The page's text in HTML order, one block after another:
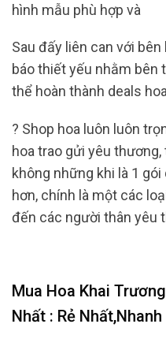
hình mẫu phù hợp và
Sau đấy liên can với
báo thiết yếu nhằm bên
thể hoàn thành deals
? Shop hoa luôn luôn
hoa trao gửi yêu
không những khi là 1
hơn, chính là một các
đến các người thân yêu
Mua Hoa Khai
Nhất : Rẻ